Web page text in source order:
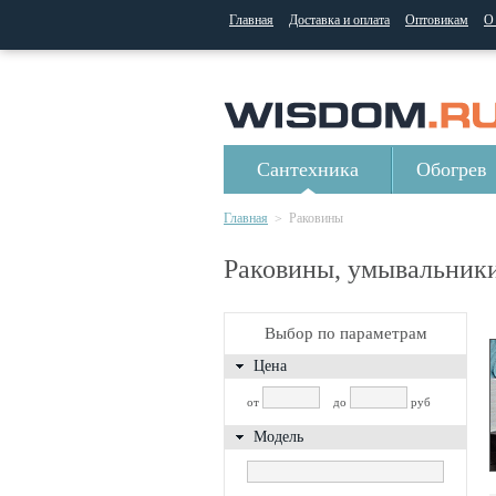
Главная Доставка и оплата Оптовикам О
Сантехника Обогрев
Главная > Раковины
Раковины,
Выбор по параметрам
Цена
от до руб
Модель